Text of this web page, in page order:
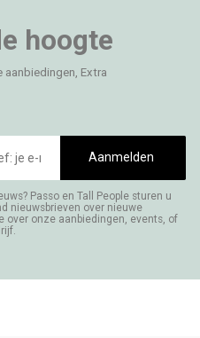
hoogte
Extra
Aanmelden
Passo en Tall People sturen u
nieuwsbrieven over nieuwe
over onze aanbiedingen, events, of